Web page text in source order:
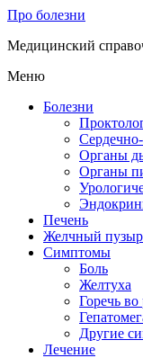
Про болезни
Медицинский
Меню
Болезни
Органы
Органы
Печень
Желчный
Симптомы
Боль
Желтуха
Горечь во
Другие
Лечение